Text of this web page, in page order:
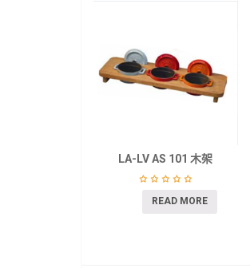
LA-LV AS 101 木架
READ MORE